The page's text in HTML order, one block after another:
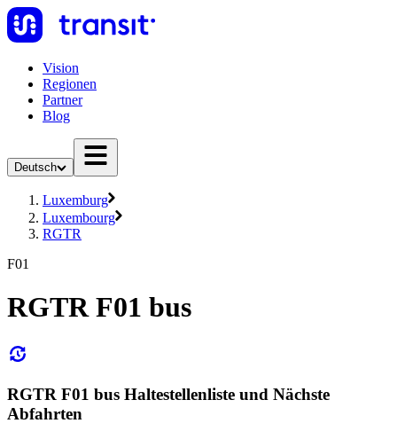
Vision
Regionen
Partner
Blog
Deutsch
Luxemburg
Luxembourg
RGTR
F01
RGTR F01 bus
RGTR F01 bus Haltestellenliste und Nächste
Abfahrten